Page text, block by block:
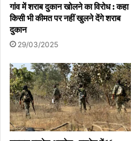
गांव में शराब दुकान खोलने का विरोध : कहा
किसी भी कीमत पर नहीं खुलने देंगे शराब
दुकान
29/03/2025